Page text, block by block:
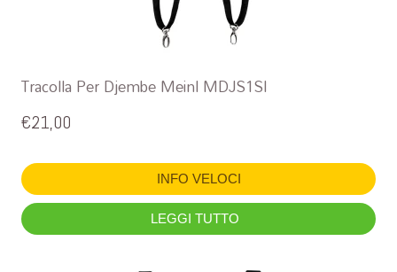
Tracolla Per Djembe Meinl MDJS1SI
€21,00
INFO VELOCI
LEGGI TUTTO